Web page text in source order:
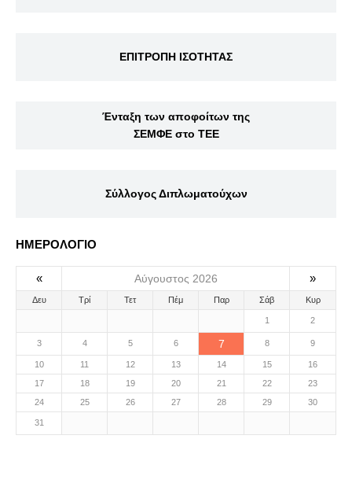
ΕΠΙΤΡΟΠΗ ΙΣΟΤΗΤΑΣ
Ένταξη των αποφοίτων της
ΣΕΜΦΕ στο ΤΕΕ
Σύλλογος Διπλωματούχων
ΗΜΕΡΟΛΟΓΙΟ
« Αύγουστος 2026 »
Δευ Τρί Τετ Πέμ Παρ Σάβ Κυρ
1 2
3 4 5 6 7 8 9
10 11 12 13 14 15
16
17
18 19 20 21 22
23
24
25 26 27 28 29 30
31